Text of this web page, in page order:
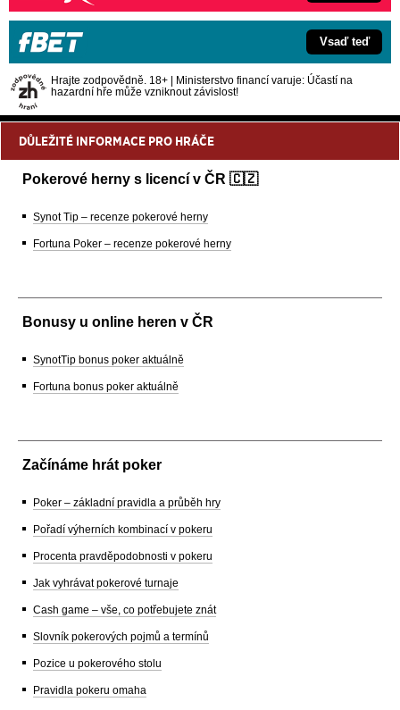
Vsaď teď
Hrajte zodpovědně. 18+ | Ministerstvo financí varuje: Účastí na
hazardní hře může vzniknout závislost!
DŮLEŽITÉ INFORMACE PRO HRÁČE
Pokerové herny s licencí v ČR 🇨🇿
Synot Tip – recenze pokerové herny
Fortuna Poker – recenze pokerové herny
Bonusy u online heren v ČR
SynotTip bonus poker aktuálně
Fortuna bonus poker aktuálně
Začínáme hrát poker
Poker – základní pravidla a průběh hry
Pořadí výherních kombinací v pokeru
Procenta pravděpodobnosti v pokeru
Jak vyhrávat pokerové turnaje
Cash game – vše, co potřebujete znát
Slovník pokerových pojmů a termínů
Pozice u pokerového stolu
Pravidla pokeru omaha